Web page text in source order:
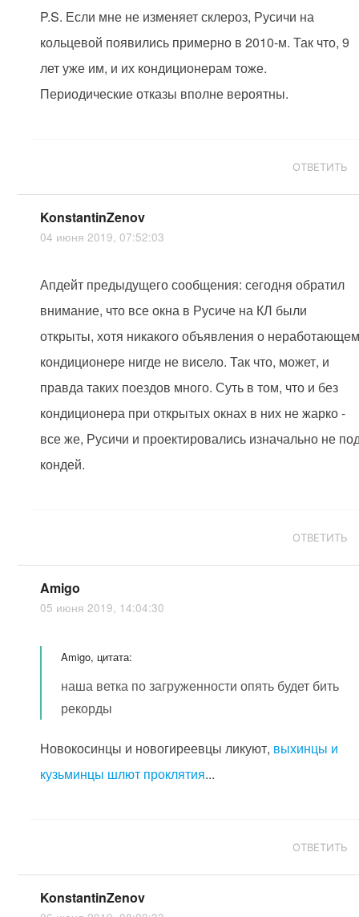
P.S. Если мне не изменяет склероз, Русичи на
кольцевой появились примерно в 2010-м. Так что, 9
лет уже им, и их кондиционерам тоже.
Периодические отказы вполне вероятны.
ОТВЕТИТЬ
KonstantinZenov
04 июня 2019, 07:52:03
Апдейт предыдущего сообщения: сегодня обратил
внимание, что все окна в Русиче на КЛ были
открыты, хотя никакого объявления о
кондиционере нигде не висело. Так что, может, и
правда таких поездов много. Суть в том, что и без
кондиционера при открытых окнах в них не жарко -
все же, Русичи и проектировались изначально не
кондей.
ОТВЕТИТЬ
Amigo
05 июня 2019, 14:04:30
Amigo, цитата:
наша ветка по загруженности опять будет бить
рекорды
Новокосинцы и новогиреевцы ликуют, выхинцы и
кузьминцы шлют проклятия...
ОТВЕТИТЬ
KonstantinZenov